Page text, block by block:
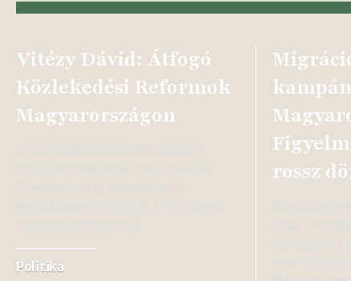
Vitézy Dávid: Átfogó
Közlekedési Reformok
Magyarországon
Politika
rossz